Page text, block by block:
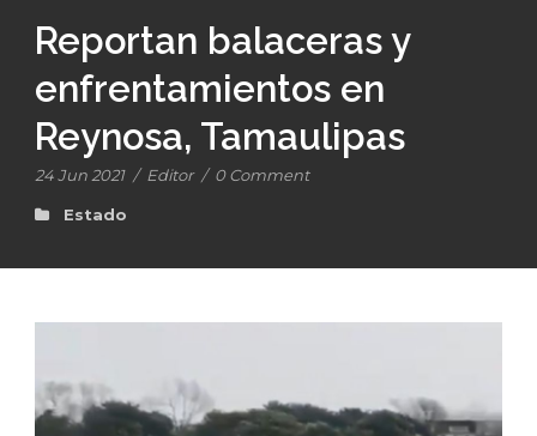
Reportan balaceras y
enfrentamientos en
Reynosa, Tamaulipas
24 Jun 2021 / Editor / 0 Comment
Estado